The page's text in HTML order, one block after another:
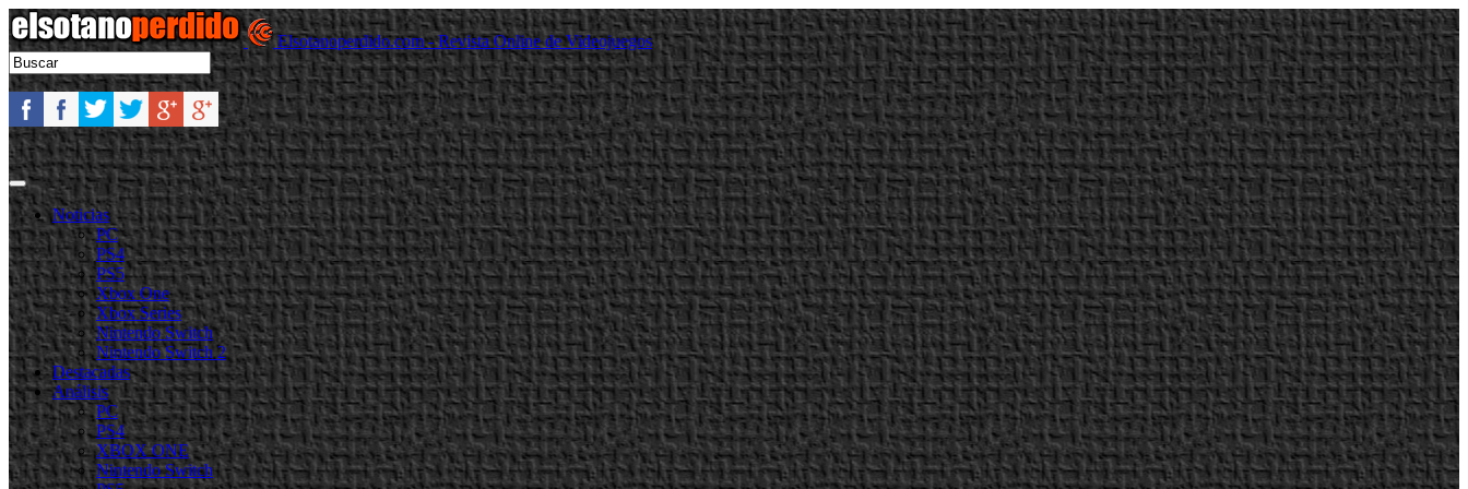
Elsotanoperdido.com - Revista Online de Videojuegos
Noticias
PC
PS4
PS5
Xbox One
Xbox Series
Nintendo Switch
Nintendo Switch 2
Destacadas
Análisis
PC
PS4
XBOX ONE
Nintendo Switch